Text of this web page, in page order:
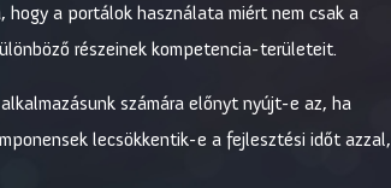
a portálok használata miért nem csak a
részeinek kompetencia-területeit.
számára előnyt nyújt-e az, ha
lecsökkentik-e a fejlesztési időt azzal,